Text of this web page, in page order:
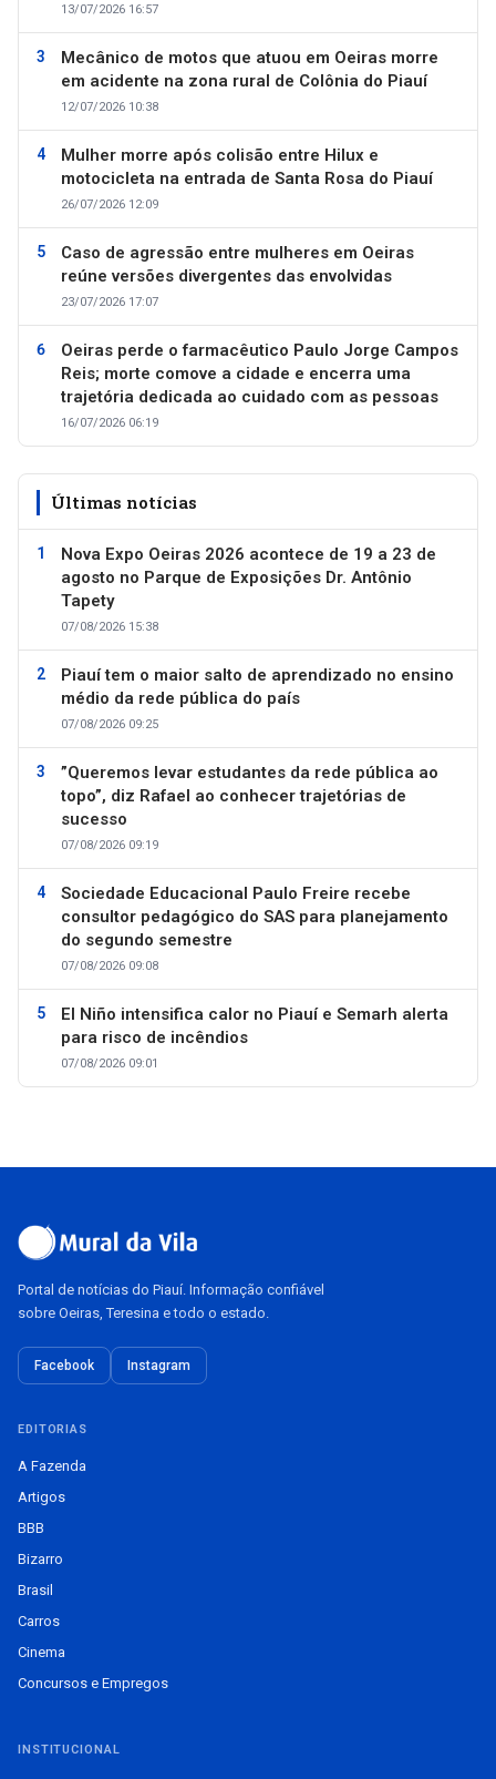
13/07/2026 16:57
Mecânico de motos que atuou em Oeiras morre
em acidente na zona rural de Colônia do Piauí
12/07/2026 10:38
Mulher morre após colisão entre Hilux e
motocicleta na entrada de Santa Rosa do Piauí
26/07/2026 12:09
Caso de agressão entre mulheres em Oeiras
reúne versões divergentes das envolvidas
23/07/2026 17:07
Oeiras perde o farmacêutico Paulo Jorge Campos
Reis; morte comove a cidade e encerra uma
trajetória dedicada ao cuidado com as pessoas
16/07/2026 06:19
Últimas notícias
Nova Expo Oeiras 2026 acontece de 19 a 23 de
agosto no Parque de Exposições Dr. Antônio
Tapety
07/08/2026 15:38
Piauí tem o maior salto de aprendizado no ensino
médio da rede pública do país
07/08/2026 09:25
”Queremos levar estudantes da rede pública ao
topo”, diz Rafael ao conhecer trajetórias de
sucesso
07/08/2026 09:19
Sociedade Educacional Paulo Freire recebe
consultor pedagógico do SAS para planejamento
do segundo semestre
07/08/2026 09:08
El Niño intensifica calor no Piauí e Semarh alerta
para risco de incêndios
07/08/2026 09:01
Portal de notícias do Piauí. Informação confiável
sobre Oeiras, Teresina e todo o estado.
Facebook Instagram
EDITORIAS
A Fazenda
Artigos
BBB
Bizarro
Brasil
Carros
Cinema
Concursos e Empregos
INSTITUCIONAL